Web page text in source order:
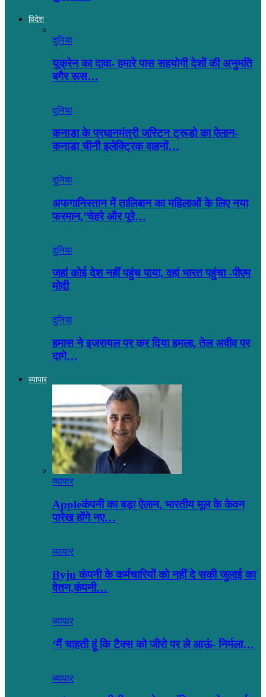
विदेश
दुनिया
यूक्रेन का दावा- हमारे पास सहयोगी देशों की अनुमति
बगैर रूस…
दुनिया
कनाडा के प्रधानमंत्री जस्टिन ट्रूडो का ऐलान-
कनाडा चीनी इलेक्ट्रिक वाहनों…
दुनिया
अफगानिस्तान में तालिबान का महिलाओं के लिए नया
फरमान,’चेहरे और पूरे…
दुनिया
जहां कोई देश नहीं पहुंच पाया, वहां भारत पहुंचा -पीएम
मोदी
दुनिया
हमास ने इजरायल पर कर दिया हमला, तेल अवीव पर
दागे…
व्यापार
व्यापार
Appleकंपनी का बड़ा ऐलान, भारतीय मूल के केवन
पारेख होंगे नए…
व्यापार
Byju कंपनी के कर्मचारियों को नहीं दे सकी जुलाई का
वेतन,कंपनी…
व्यापार
‘मैं चाहती हूं कि टैक्स को जीरो पर ले आऊं- निर्मला…
व्यापार